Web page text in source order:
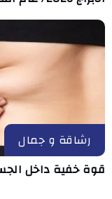
رشاقة و جمال
قوة خفية داخل